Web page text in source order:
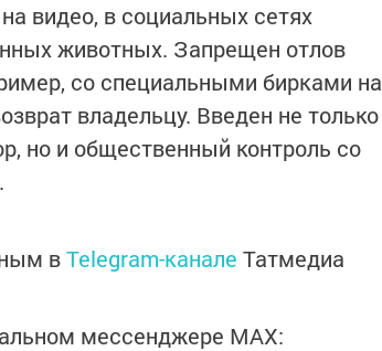
видео, в социальных сетях
животных. Запрещен отлов
со специальными бирками на
владельцу. Введен не только
но и общественный контроль со
вTelegram-канале Татмедиа
мессенджере MАХ: